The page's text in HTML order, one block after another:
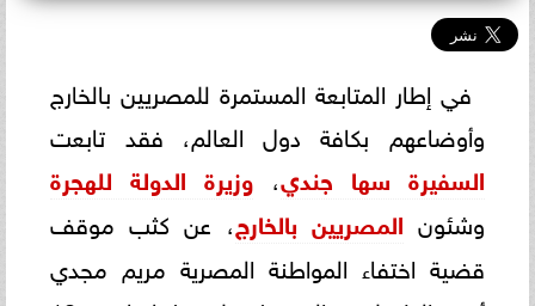
في إطار المتابعة المستمرة للمصريين بالخارج
وأوضاعهم بكافة دول العالم، فقد تابعت
السفيرة سها جندي، وزيرة الدولة للهجرة
وشئون المصريين بالخارج، عن كثب موقف
قضية اختفاء المواطنة المصرية مريم مجدي